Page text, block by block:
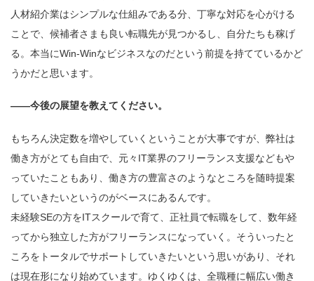
人材紹介業はシンプルな仕組みである分、丁寧な対応を心がける
ことで、候補者さまも良い転職先が見つかるし、自分たちも稼げ
る。本当にWin-Winなビジネスなのだという前提を持てているかど
うかだと思います。
——今後の展望を教えてください。
もちろん決定数を増やしていくということが大事ですが、弊社は
働き方がとても自由で、元々IT業界のフリーランス支援などもや
っていたこともあり、働き方の豊富さのようなところを随時提案
していきたいというのがベースにあるんです。
未経験SEの方をITスクールで育て、正社員で転職をして、数年経
ってから独立した方がフリーランスになっていく。そういったと
ころをトータルでサポートしていきたいという思いがあり、それ
は現在形になり始めています。ゆくゆくは、全職種に幅広い働き